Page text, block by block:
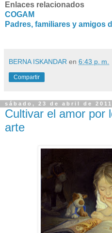
Enlaces relacionados
COGAM
Padres, familiares y amigos
BERNA ISKANDAR en 6:43 p. m.
Compartir
sábado, 23 de abril de 2011
Cultivar el amor por
arte